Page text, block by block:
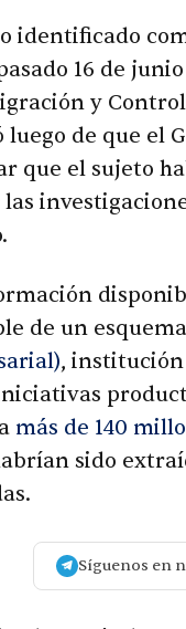
identificado
16 de
y
de que el
que el sujeto
de un
,
más de 140
sido
Síguenos en